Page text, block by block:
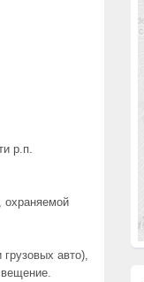
р.п.
охраняемой
авто),